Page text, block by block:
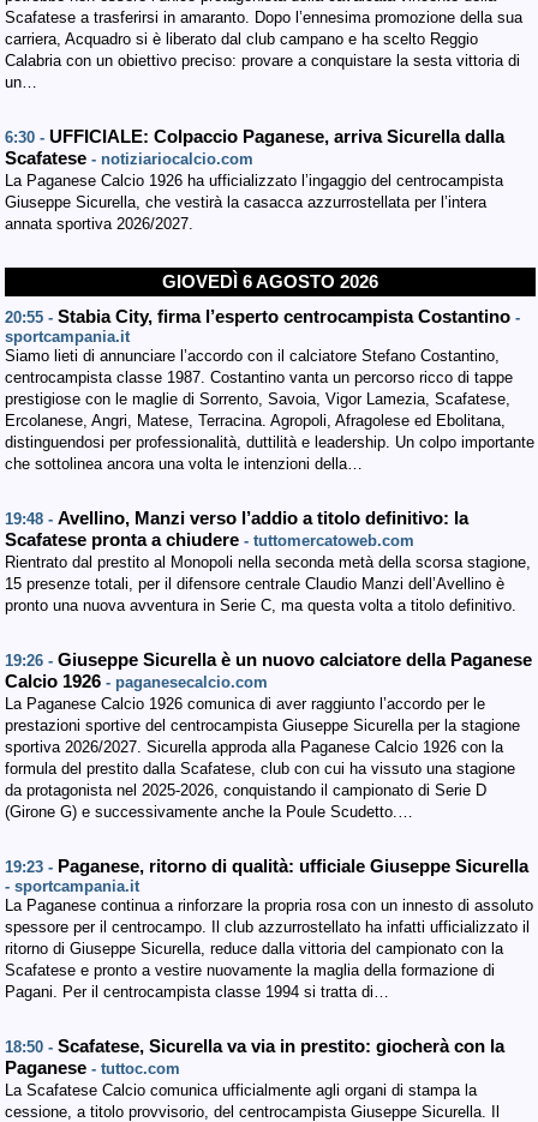
Scafatese a trasferirsi in amaranto. Dopo l’ennesima promozione della sua
carriera, Acquadro si è liberato dal club campano e ha scelto Reggio
Calabria con un obiettivo preciso: provare a conquistare la sesta vittoria di
un…
6:30 - UFFICIALE: Colpaccio Paganese, arriva Sicurella dalla
Scafatese - notiziariocalcio.com
La Paganese Calcio 1926 ha ufficializzato l’ingaggio del centrocampista
Giuseppe Sicurella, che vestirà la casacca azzurrostellata per l’intera
annata sportiva 2026/2027.
GIOVEDÌ 6 AGOSTO 2026
20:55 - Stabia City, firma l’esperto centrocampista Costantino -
sportcampania.it
Siamo lieti di annunciare l’accordo con il calciatore Stefano Costantino,
centrocampista classe 1987. Costantino vanta un percorso ricco di tappe
prestigiose con le maglie di Sorrento, Savoia, Vigor Lamezia, Scafatese,
Ercolanese, Angri, Matese, Terracina. Agropoli, Afragolese ed Ebolitana,
distinguendosi per professionalità, duttilità e leadership. Un colpo importante
che sottolinea ancora una volta le intenzioni della…
19:48 - Avellino, Manzi verso l’addio a titolo definitivo: la
Scafatese pronta a chiudere - tuttomercatoweb.com
Rientrato dal prestito al Monopoli nella seconda metà della scorsa stagione,
15 presenze totali, per il difensore centrale Claudio Manzi dell’Avellino è
pronto una nuova avventura in Serie C, ma questa volta a titolo definitivo.
19:26 - Giuseppe Sicurella è un nuovo calciatore della Paganese
Calcio 1926 - paganesecalcio.com
La Paganese Calcio 1926 comunica di aver raggiunto l’accordo per le
prestazioni sportive del centrocampista Giuseppe Sicurella per la stagione
sportiva 2026/2027. Sicurella approda alla Paganese Calcio 1926 con la
formula del prestito dalla Scafatese, club con cui ha vissuto una stagione
da protagonista nel 2025-2026, conquistando il campionato di Serie D
(Girone G) e successivamente anche la Poule Scudetto.…
19:23 - Paganese, ritorno di qualità: ufficiale Giuseppe Sicurella
- sportcampania.it
La Paganese continua a rinforzare la propria rosa con un innesto di assoluto
spessore per il centrocampo. Il club azzurrostellato ha infatti ufficializzato il
ritorno di Giuseppe Sicurella, reduce dalla vittoria del campionato con la
Scafatese e pronto a vestire nuovamente la maglia della formazione di
Pagani. Per il centrocampista classe 1994 si tratta di…
18:50 - Scafatese, Sicurella va via in prestito: giocherà con la
Paganese - tuttoc.com
La Scafatese Calcio comunica ufficialmente agli organi di stampa la
cessione, a titolo provvisorio, del centrocampista Giuseppe Sicurella. Il